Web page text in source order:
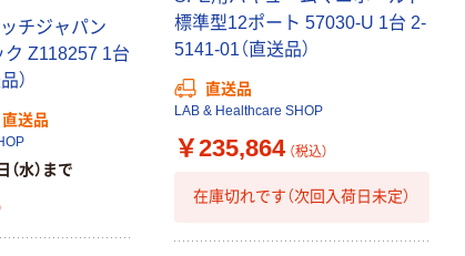
チジャパン
Z118257 1台
）
直送品
水）まで
標準型12ポート 57030-U 1台 2-
5141-01（直送品）
直送品
LAB & Healthcare SHOP
￥235,864 （税込）
在庫切れです（次回入荷日未定）